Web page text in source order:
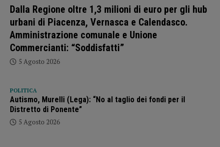
Dalla Regione oltre 1,3 milioni di euro per gli hub
urbani di Piacenza, Vernasca e Calendasco.
Amministrazione comunale e Unione
Commercianti: “Soddisfatti”
5 Agosto 2026
POLITICA
Autismo, Murelli (Lega): “No al taglio dei fondi per il
Distretto di Ponente”
5 Agosto 2026